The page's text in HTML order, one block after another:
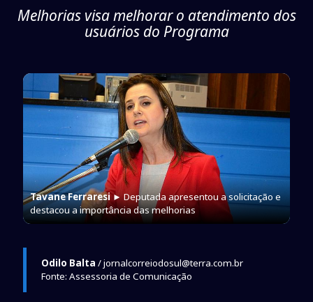
Melhorias visa melhorar o atendimento dos
usuários do Programa
Tavane Ferraresi► Deputada apresentou a solicitação e
destacou a importância das melhorias
Odilo Balta / jornalcorreiodosul@terra.com.br
Fonte: Assessoria de Comunicação